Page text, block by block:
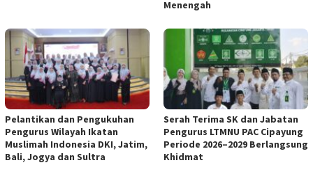
Menengah
Pelantikan dan Pengukuhan
Pengurus Wilayah Ikatan
Muslimah Indonesia DKI, Jatim,
Bali, Jogya dan Sultra
Serah Terima SK dan Jabatan
Pengurus LTMNU PAC Cipayung
Periode 2026–2029 Berlangsung
Khidmat